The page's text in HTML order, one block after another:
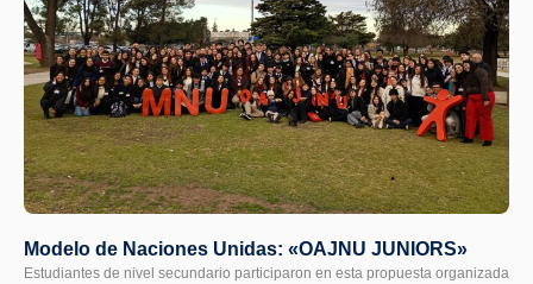
Modelo de Naciones Unidas: «OAJNU JUNIORS»
Estudiantes de nivel secundario participaron en esta propuesta organizada